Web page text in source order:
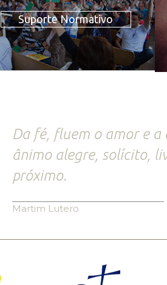
Suporte Normativo
Da fé, fluem o amor e a
ânimo alegre, solícito,
próximo.
Martim Lutero